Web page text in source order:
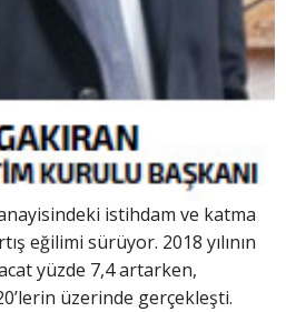
istihdam ve katma
eğilimi sürüyor. 2018 yılının
yüzde 7,4 artarken,
üzerinde gerçekleşti.